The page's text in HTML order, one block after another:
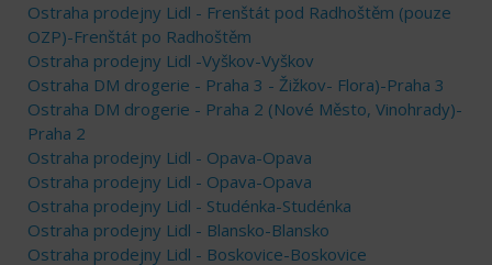
Ostraha prodejny Lidl - Frenštát pod Radhoštěm (pouze
OZP)-Frenštát po Radhoštěm
Ostraha prodejny Lidl -Vyškov-Vyškov
Ostraha DM drogerie - Praha 3 - Žižkov- Flora)-Praha 3
Ostraha DM drogerie - Praha 2 (Nové Město, Vinohrady)-
Praha 2
Ostraha prodejny Lidl - Opava-Opava
Ostraha prodejny Lidl - Opava-Opava
Ostraha prodejny Lidl - Studénka-Studénka
Ostraha prodejny Lidl - Blansko-Blansko
Ostraha prodejny Lidl - Boskovice-Boskovice